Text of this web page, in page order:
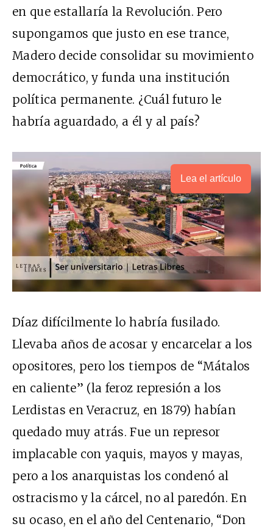
en que estallaría la Revolución. Pero
supongamos que justo en ese trance,
Madero decide consolidar su movimiento
democrático, y funda una institución
política permanente. ¿Cuál futuro le
habría aguardado, a él y al país?
Lea el artículo
Díaz difícilmente lo habría fusilado.
Llevaba años de acosar y encarcelar a los
opositores, pero los tiempos de “Mátalos
en caliente” (la feroz represión a los
Lerdistas en Veracruz, en 1879) habían
quedado muy atrás. Fue un represor
implacable con yaquis, mayos y mayas,
pero a los anarquistas los condenó al
ostracismo y la cárcel, no al paredón. En
su ocaso, en el año del Centenario, “Don